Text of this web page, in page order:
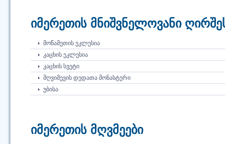
იმერეთის მნიშვნელოვანი
ᲛᲝᲬᲐᲛᲔᲗᲘᲡ ᲔᲙᲚᲔᲡᲘᲐ
ᲙᲐᲪᲮᲘᲡ ᲔᲙᲚᲔᲡᲘᲐ
ᲙᲐᲪᲮᲘᲡ ᲡᲕᲔᲢᲘ
ᲛᲦᲕᲘᲛᲔᲕᲘᲡ ᲓᲔᲓᲐᲗᲐ ᲛᲝᲜᲐᲡᲢᲔᲠᲘ
ᲣᲑᲘᲡᲐ
იმერეთის მღვმეები